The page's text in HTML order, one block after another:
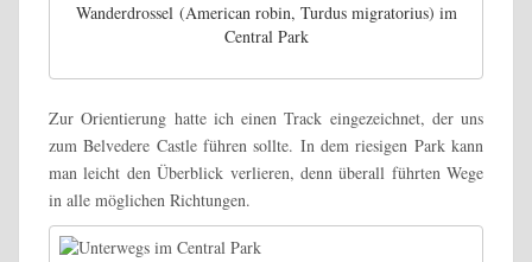
Wanderdrossel (American robin, Turdus migratorius) im
Central Park
Zur Orientierung hatte ich einen Track eingezeichnet, der uns
zum Belvedere Castle führen sollte. In dem riesigen Park kann
man leicht den Überblick verlieren, denn überall führten Wege
in alle möglichen Richtungen.